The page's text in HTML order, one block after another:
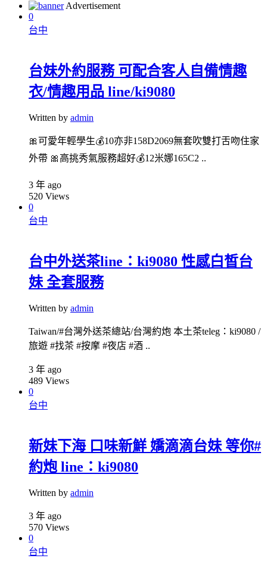
Advertisement
0
台中
台妹外約服務 可配合客人自備情趣
衣/情趣用品 line/ki9080
Written by admin
🎀可愛年輕學生💰10亦非158D20️69無套吹️雙打舌吻️住家️
外帶 🎀高挑秀氣服務超好💰12米娜165C2 ..
3 年 ago
520 Views
0
台中
台中外送茶line：ki9080 性感白皙台
妹 全套服務
Written by admin
Taiwan/#台灣外送茶總站/台灣約炮 本土茶teleg：ki9080 /
旅遊 #找茶 #按摩 #夜店 #酒 ..
3 年 ago
489 Views
0
台中
新妹下海 口味新鮮 嬌滴滴台妹 等你#
約炮 line：ki9080
Written by admin
3 年 ago
570 Views
0
台中